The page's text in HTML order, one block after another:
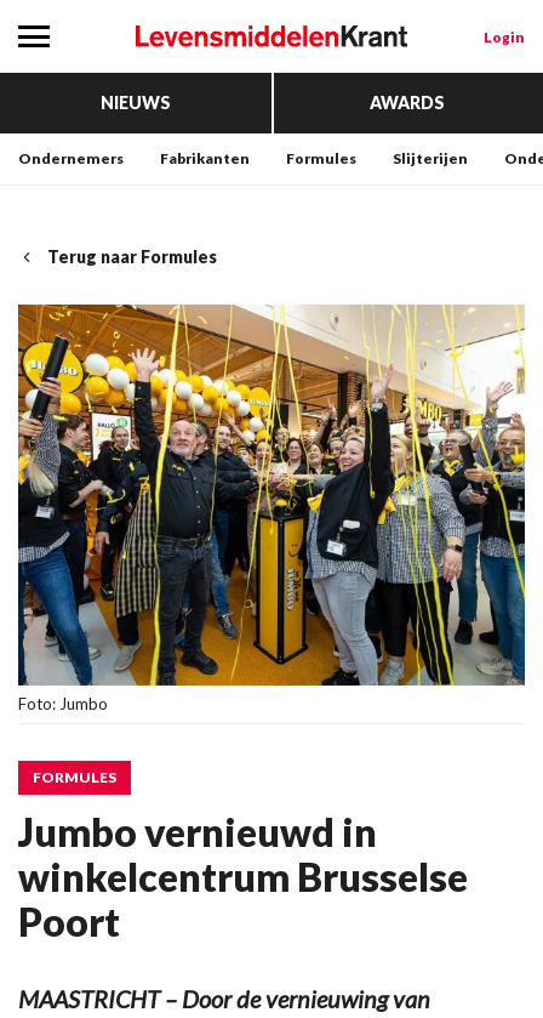
Login
NIEUWS AWARDS
Ondernemers Fabrikanten Formules Slijterijen
Terug naar Formules
Foto: Jumbo
FORMULES
Jumbo vernieuwd in
winkelcentrum Brusselse
Poort
MAASTRICHT – Door de vernieuwing van